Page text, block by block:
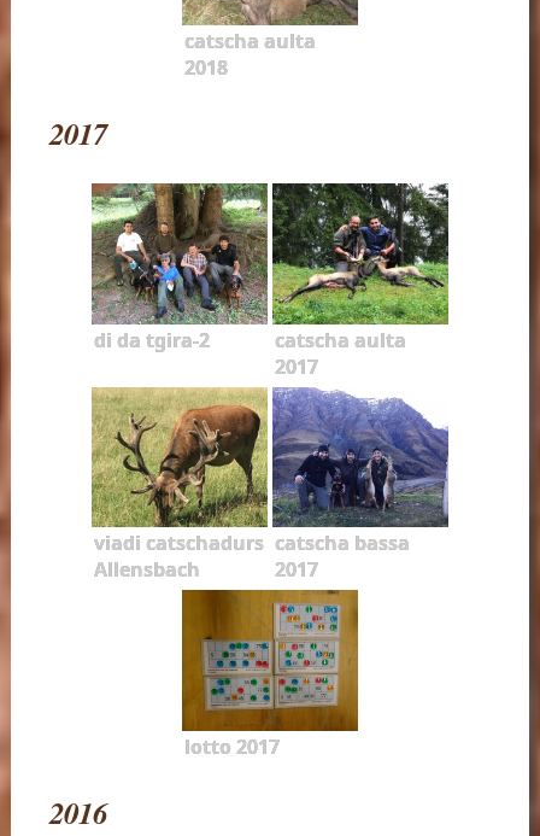
catscha aulta
2018
2017
di da tgira-2
catscha aulta
2017
viadi catschadurs
Allensbach
catscha bassa
2017
lotto 2017
2016